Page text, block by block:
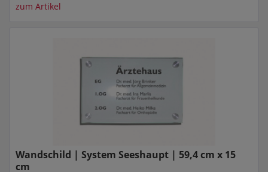
zum Artikel
Wandschild | System Seeshaupt | 59,4 cm x 15
cm